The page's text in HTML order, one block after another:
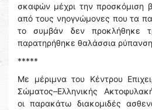
σκαφών μέχρι την προσκόμιση
από τους νηογνώμονες που τα
το συμβάν δεν προκλήθηκε
παρατηρήθηκε θαλάσσια
*****
Με μέριμνα του Κέντρου
Σώματος–Ελληνικής
οι παρακάτω διακομιδές